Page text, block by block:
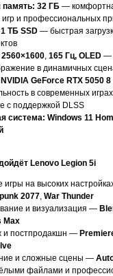
память: 32 ГБ —
и профессиональных
1 ТБ SSD — быстрая
2560×1600, 165 Гц, OLED —
в динамичных
NVIDIA GeForce RTX 5050
в современных
с поддержкой DLSS
система: Windows 11
Lenovo Legion 5i
на высоких
2077, War Thunder
и визуализация —
Max
и постпродакшн —
и сложные сцены —
файлами и